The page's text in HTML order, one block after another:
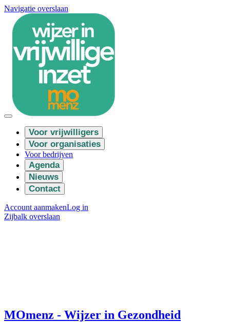
Navigatie overslaan
Voor vrijwilligers
Voor organisaties
Voor bedrijven
Agenda
Nieuws
Contact
Account aanmakenLog in
Zijbalk overslaan
MOmenz - Wijzer in Gezondheid